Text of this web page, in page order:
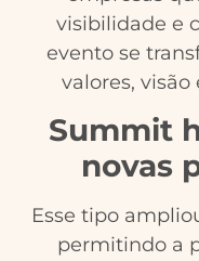
visibilidade e
evento se
valores,
Summit
novas
Esse tipo
permitindo a